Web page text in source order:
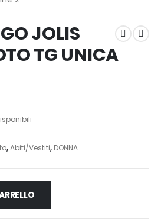
JOLIS
TG UNICA
,Abiti/Vestiti, DONNA